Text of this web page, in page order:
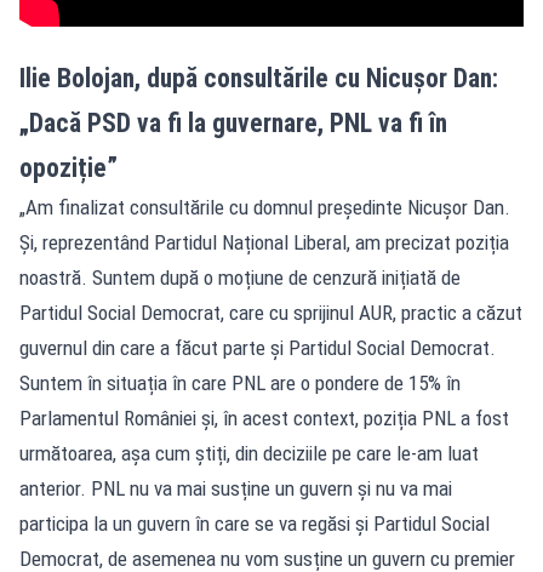
Ilie Bolojan, după consultările cu Nicușor Dan:
„Dacă PSD va fi la guvernare, PNL va fi în
opoziție”
„Am finalizat consultările cu domnul președinte Nicușor Dan.
Și, reprezentând Partidul Național Liberal, am precizat poziția
noastră. Suntem după o moțiune de cenzură inițiată de
Partidul Social Democrat, care cu sprijinul AUR, practic a căzut
guvernul din care a făcut parte și Partidul Social Democrat.
Suntem în situația în care PNL are o pondere de 15% în
Parlamentul României și, în acest context, poziția PNL a fost
următoarea, așa cum știți, din deciziile pe care le-am luat
anterior. PNL nu va mai susține un guvern și nu va mai
participa la un guvern în care se va regăsi și Partidul Social
Democrat, de asemenea nu vom susține un guvern cu premier